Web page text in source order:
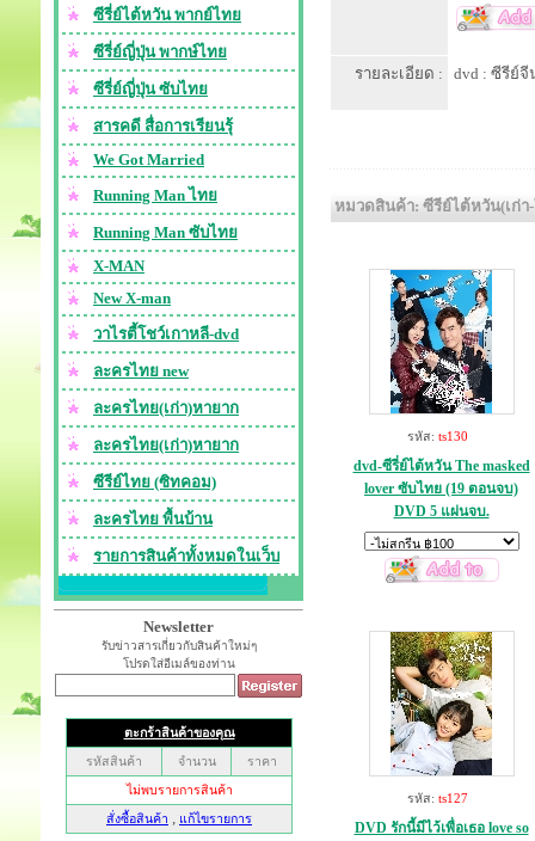
ซีรี่ย์ไต้หวัน พากย์ไทย
ซีรี่ย์ญี่ปุ่น พากษ์ไทย
ซีรี่ย์ญี่ปุ่น ซับไทย
สารคดี สื่อการเรียนรุ้
We Got Married
Running Man ไทย
Running Man ซับไทย
X-MAN
New X-man
วาไรตี้โชว์เกาหลี-dvd
ละครไทย new
ละครไทย(เก่า)หายาก
ละครไทย(เก่า)หายาก
ซีรีย์ไทย (ซิทคอม)
ละครไทย พื้นบ้าน
รายการสินค้าทั้งหมดในเว็บ
Newsletter
รับข่าวสารเกี่ยวกับสินค้าใหม่ๆ
โปรดใส่อีเมล์ของท่าน
รายละเอียด : dvd : ซีรีย์จี
หมวดสินค้า: ซีรีย์ไต้หวัน(เก่า
รหัส: ts130
dvd-ซีรี่ย์ไต้หวัน The masked
lover ซับไทย (19 ตอนจบ)
DVD 5 แผ่นจบ.
รหัส: ts127
DVD รักนี้มีไว้เพื่อเธอ love so